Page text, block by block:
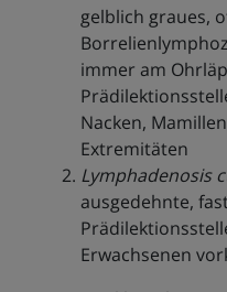
gelblich graues,
immer am
Nacken,
Extremitäten
Lymphadenosis
ausgedehnte,
Erwachsenen